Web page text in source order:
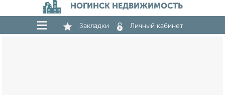
НОГИНСК НЕДВИЖИМОСТЬ
Закладки Личный кабинет